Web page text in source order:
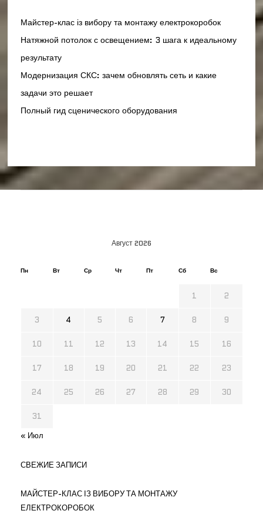
Майстер-клас із вибору та монтажу електрокоробок
Натяжной потолок с освещением: 3 шага к идеальному
результату
Модернизация СКС: зачем обновлять сеть и какие
задачи это решает
Полный гид сценического оборудования
Август 2026
Пн Вт Ср Чт Пт Сб Вс
1 2
3 4 5 6 7 8 9
10 11 12 13 14 15 16
17 18 19 20 21 22 23
24 25 26 27 28 29 30
31
« Июл
СВЕЖИЕ ЗАПИСИ
МАЙСТЕР-КЛАС ІЗ ВИБОРУ ТА МОНТАЖУ
ЕЛЕКТРОКОРОБОК